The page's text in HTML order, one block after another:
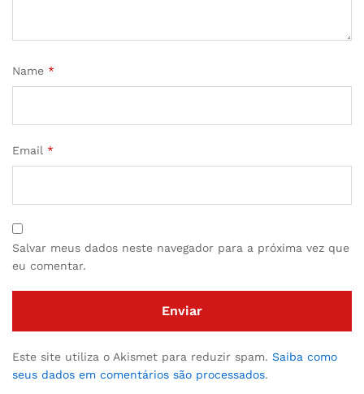
Name *
Email *
Salvar meus dados neste navegador para a próxima vez que
eu comentar.
Este site utiliza o Akismet para reduzir spam. Saiba como
seus dados em comentários são processados.